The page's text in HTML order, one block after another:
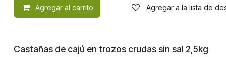
Agregar al carrito Agregar a la lista de
Castañas de cajú en trozos crudas sin sal 2,5kg